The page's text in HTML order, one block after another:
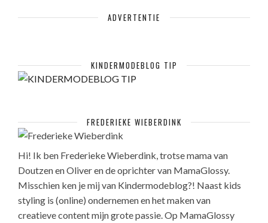
ADVERTENTIE
KINDERMODEBLOG TIP
FREDERIEKE WIEBERDINK
Hi! Ik ben Frederieke Wieberdink, trotse mama van
Doutzen en Oliver en de oprichter van MamaGlossy.
Misschien ken je mij van Kindermodeblog?! Naast kids
styling is (online) ondernemen en het maken van
creatieve content mijn grote passie. Op MamaGlossy